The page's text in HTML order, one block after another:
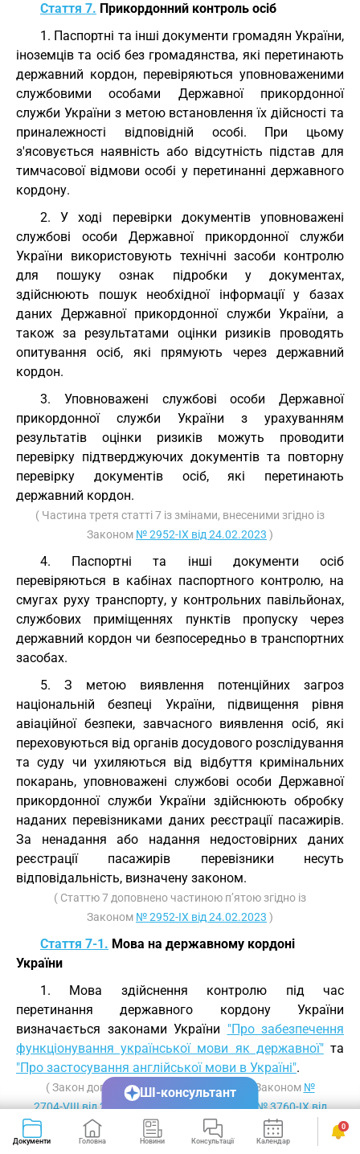
Стаття 7. Прикордонний контроль осіб
1. Паспортні та інші документи громадян України,
іноземців та осіб без громадянства, які перетинають
державний кордон, перевіряються уповноваженими
службовими особами Державної прикордонної
служби України з метою встановлення їх дійсності та
приналежності відповідній особі. При цьому
з'ясовується наявність або відсутність підстав для
тимчасової відмови особі у перетинанні державного
кордону.
2. У ході перевірки документів уповноважені
службові особи Державної прикордонної служби
України використовують технічні засоби контролю
для пошуку ознак підробки у документах,
здійснюють пошук необхідної інформації у базах
даних Державної прикордонної служби України, а
також за результатами оцінки ризиків проводять
опитування осіб, які прямують через державний
кордон.
3. Уповноважені службові особи Державної
прикордонної служби України з урахуванням
результатів оцінки ризиків можуть проводити
перевірку підтверджуючих документів та повторну
перевірку документів осіб, які перетинають
державний кордон.
( Частина третя статті 7 із змінами, внесеними згідно із
Законом № 2952-IX від 24.02.2023 )
4. Паспортні та інші документи осіб
перевіряються в кабінах паспортного контролю, на
смугах руху транспорту, у контрольних павільйонах,
службових приміщеннях пунктів пропуску через
державний кордон чи безпосередньо в транспортних
засобах.
5. З метою виявлення потенційних загроз
національній безпеці України, підвищення рівня
авіаційної безпеки, завчасного виявлення осіб, які
переховуються від органів досудового розслідування
та суду чи ухиляються від відбуття кримінальних
покарань, уповноважені службові особи Державної
прикордонної служби України здійснюють обробку
наданих перевізниками даних реєстрації пасажирів.
За ненадання або надання недостовірних даних
реєстрації пасажирів перевізники несуть
відповідальність, визначену законом.
( Статтю 7 доповнено частиною п’ятою згідно із
Законом № 2952-IX від 24.02.2023 )
Стаття 7-1. Мова на державному кордоні
України
1. Мова здійснення контролю під час
перетинання державного кордону України
визначається законами України "Про забезпечення
функціонування української мови як державної"та
"Про застосування англійської мови в Україні".
( Закон доповнено статтею 7-1 згідно із Законом №
2704-VIII від 25.04.2019; в редакції Закону№ 3760-IX від
04.06.2024 )
Документи Головна Новини Консультації Календар Сервіси
0
ШІ-консультант